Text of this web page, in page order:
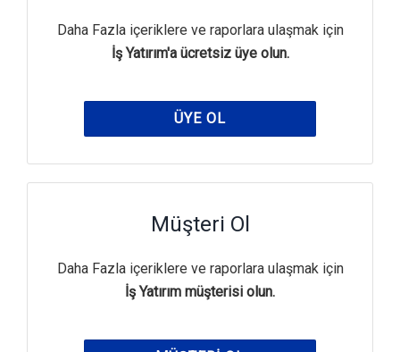
Daha Fazla içeriklere ve raporlara ulaşmak için
İş Yatırım'a ücretsiz üye olun.
ÜYE OL
Müşteri Ol
Daha Fazla içeriklere ve raporlara ulaşmak için
İş Yatırım müşterisi olun.